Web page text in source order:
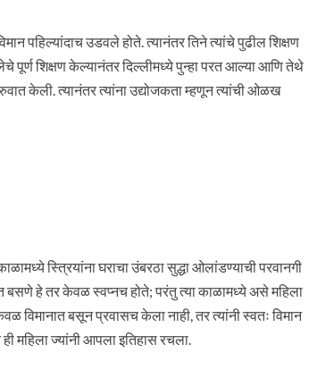
पहिल्यांदाच उडवले होते. त्यानंतर तिने त्यांचे पुढील शिक्षण
शिक्षण केल्यानंतर दिल्लीमध्ये पुन्हा परत आल्या आणि तेथे
केली. त्यानंतर त्यांना उद्योजकता म्हणून त्यांची ओळख
स्त्रियांना घराचा उंबरठा सुद्धा ओलांडण्याची परवानगी
बसणे हे तर केवळ स्वप्नच होते; परंतु त्या काळामध्ये असे महिला
विमानात बसून प्रवासच केला नाही, तर त्यांनी स्वतः विमान
महिला ज्यांनी आपला इतिहास रचला.